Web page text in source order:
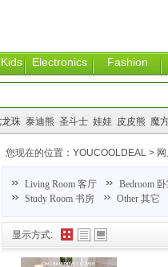
Electronics Fashion
珠 泰迪熊 圣斗士 娃娃 皮皮熊 魔
显示方式:
您现在的位置： YOUCOOLDEAL >
Living Room 客厅
Bedroom
Study Room 书房
Other 其它